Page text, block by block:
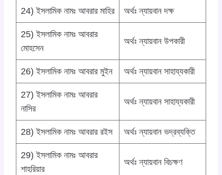
24) ইসলামিক নামঃ আবরার মাহির অর্থঃ ন্যায়বান দক্ষ
25) ইসলামিক নামঃ আবরার
মোহসেন
অর্থঃ ন্যায়বান উপকারী
26) ইসলামিক নামঃ আবরার মুইন অর্থঃ ন্যায়বান সাহায্যকারী
27) ইসলামিক নামঃ আবরার
নাসির
অর্থঃ ন্যায়বান সাহায্যকারী
28) ইসলামিক নামঃ আবরার রইস অর্থঃ ন্যায়বান ভদ্রব্যক্তি
29) ইসলামিক নামঃ আবরার
শাহরিয়ার
অর্থঃ ন্যায়বান বিচক্ষণ